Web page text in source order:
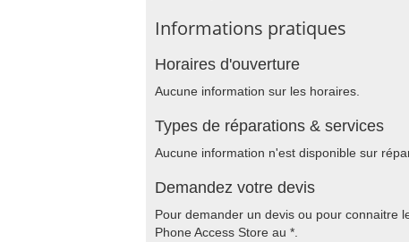
Informations pratiques
Horaires d'ouverture
Aucune information sur les horaires.
Types de réparations & services
Aucune information n'est disponible sur
Demandez votre devis
Pour demander un devis ou pour connaitre
Phone Access Store au *.